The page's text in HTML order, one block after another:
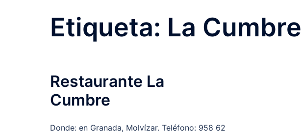
Etiqueta: La Cumbre
Restaurante La
Cumbre
Donde: en Granada, Molvízar. Teléfono: 958 62